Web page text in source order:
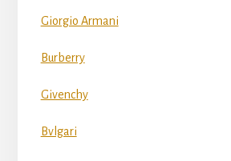
Giorgio Armani
Burberry
Givenchy
Bvlgari